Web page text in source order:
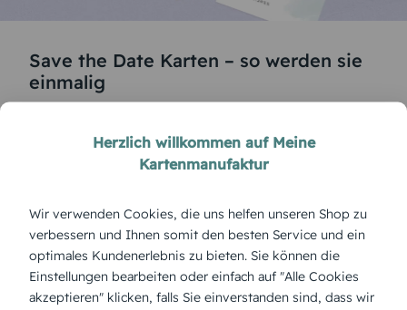
Save the Date Karten – so werden sie
einmalig
niemand. Deswegen können Sie bei uns Ihre Save
machen und ihnen Persönlichkeit geben. Wählen
Sie zuerst ein passendes Design aus unserer
großen Anzahl an Vorlagen aus. Sie können sich vor
dem editieren noch für eine Farbe, ein Format, eine
Herzlich willkommen auf Meine
Kartenmanufaktur
Wir verwenden Cookies, die uns helfen unseren Shop zu
verbessern und Ihnen somit den besten Service und ein
optimales Kundenerlebnis zu bieten. Sie können die
Einstellungen bearbeiten oder einfach auf "Alle Cookies
akzeptieren" klicken, falls Sie einverstanden sind, dass wir